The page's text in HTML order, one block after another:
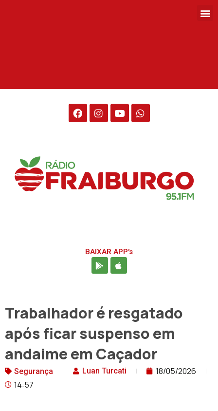
BAIXAR APP's
Trabalhador é resgatado
após ficar suspenso em
andaime em Caçador
Segurança Luan Turcati
18/05/2026
14:57